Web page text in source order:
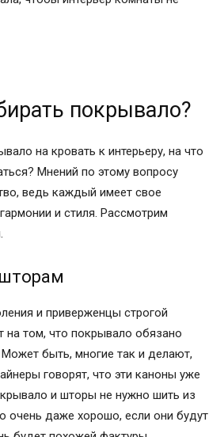
покрывало?
на кровать к интерьеру, на что
Мнений по этому вопросу
ведь каждый имеет свое
и стиля. Рассмотрим
и приверженцы строгой
на том, что покрывало обязано
быть, многие так и делают,
говорят, что эти каноны уже
и шторы не нужно шить из
очень даже хорошо, если они будут